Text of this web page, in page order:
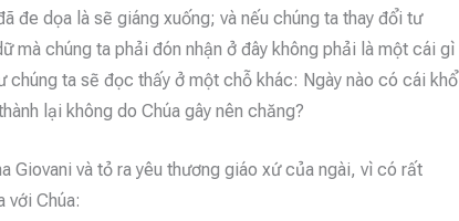
đe dọa là sẽ giáng xuống; và nếu chúng ta thay đổi tư
mà chúng ta phải đón nhận ở đây không phải là một cái gì
chúng ta sẽ đọc thấy ở một chỗ khác: Ngày nào có cái khổ
lại không do Chúa gây nên chăng?
Giovani và tỏ ra yêu thương giáo xứ của ngài, vì có rất
với Chúa: